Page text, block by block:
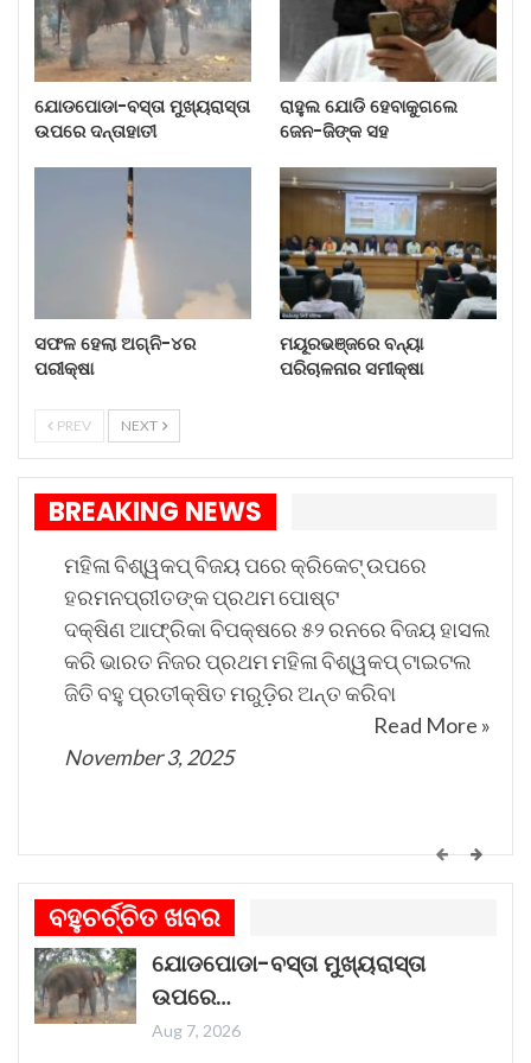
ଅଭିନନ୍ଦନ । ମୁଁ ମଧ୍ୟ ଏସ ଏସ ରାଜାମୌଳି, ଜୁନିୟର
ଏନଟିଆର, ରାମ ଚରଣ ଏବଂ ଆରଆରଆର ଚଳଚ୍ଚିତ୍ରର
ସମସ୍ତ ଦଳକୁ ଅଭିନନ୍ଦନ ଜଣାଉଛି । ଏହି ପ୍ରତିଷ୍ଠିତ ସମ୍ମାନ
ପ୍ରତ୍ୟେକ ଭାରତୀୟଙ୍କୁ ବହୁତ ଗର୍ବିତ କରିଛି ।”
ଯୋଡପୋଡା-ବସ୍ତା ମୁଖ୍ୟରାସ୍ତା
ଉପରେ ଦନ୍ତାହାତୀ
ରାହୁଲ ଯୋଡି ହେବାକୁଗଲେ
ଜେନ-ଜିଙ୍କ ସହ
ସଫଳ ହେଲା ଅଗ୍ନି-୪ର
ପରୀକ୍ଷା
ମୟୂରଭଞ୍ଜରେ ବନ୍ୟା
ପରିଚାଳନାର ସମୀକ୍ଷା
PREV NEXT
BREAKING NEWS
ମହିଳା ବିଶ୍ୱକପ୍ ବିଜୟ ପରେ କ୍ରିକେଟ୍ ଉପରେ
ହରମନପ୍ରୀତଙ୍କ ପ୍ରଥମ ପୋଷ୍ଟ
ଦକ୍ଷିଣ ଆଫ୍ରିକା ବିପକ୍ଷରେ ୫୨ ରନରେ ବିଜୟ ହାସଲ
କରି ଭାରତ ନିଜର ପ୍ରଥମ ମହିଳା ବିଶ୍ୱକପ୍ ଟାଇଟଲ
ଜିତି ବହୁ ପ୍ରତୀକ୍ଷିତ ମରୁଡ଼ିର ଅନ୍ତ କରିବା
Read More »
November 3, 2025
କେମିତି ଚାଲିଛି କଟକ ଐତିହାସିକ ବାଲିଯାତ୍ରା ପ୍ରସ୍ତୁତି
ଗୀତଟି କାନରେ ପଡ଼ିଲେ, ଆଖି ଆଗରେ ନାଚିଯାଏ
ଓଡ଼ିଶାର ନୌବାଣିଜ୍ୟ ପରମ୍ପରା । ଓଡ଼ିଶାର ପ୍ରାଚୀନ
ନାମ କଳିଙ୍ଗ । ପ୍ରାଚୀନ କଳିଙ୍ଗକୁ ସମୃଦ୍ଧ କରିଥିଲା
ନୌବାଣିଜ୍ୟ
November 1, 2025
ବହୁଚର୍ଚ୍ଚିତ ଖବର
ଯୋଡପୋଡା-ବସ୍ତା ମୁଖ୍ୟରାସ୍ତା
ଉପରେ…
Aug 7, 2026